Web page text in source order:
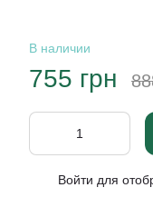
В наличии
755 грн
Войти для